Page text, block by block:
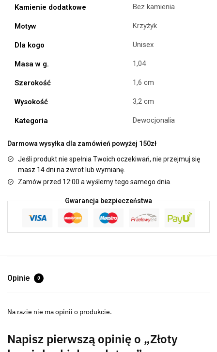
Kamienie dodatkowe Bez kamienia
Motyw Krzyżyk
Dla kogo Unisex
Masa w g. 1,04
Szerokość 1,6 cm
Wysokość 3,2 cm
Kategoria Dewocjonalia
Darmowa wysyłka dla zamówień powyżej 150zł
Jeśli produkt nie spełnia Twoich oczekiwań, nie przejmuj się
masz 14 dni na zwrot lub wymianę.
Zamów przed 12:00 a wyślemy tego samego dnia.
Gwarancja bezpieczeństwa
Opinie 0
Na razie nie ma opinii o produkcie.
Napisz pierwszą opinię o „Złoty